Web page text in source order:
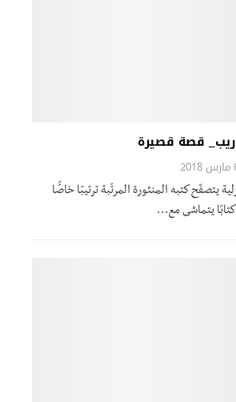
قصة قصيرة
يتصفّح كتبه المنثورة المرتّبة ترتيبًا خاصًّا
كتابًا يتماشى مع…